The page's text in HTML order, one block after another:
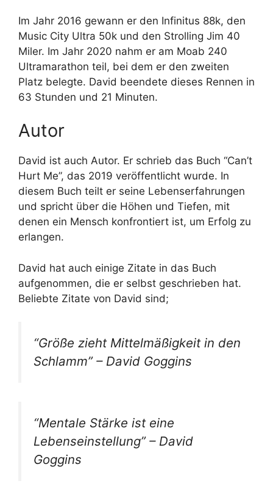
Im Jahr 2016 gewann er den Infinitus 88k, den
Music City Ultra 50k und den Strolling Jim 40
Miler. Im Jahr 2020 nahm er am Moab 240
Ultramarathon teil, bei dem er den zweiten
Platz belegte. David beendete dieses Rennen in
63 Stunden und 21 Minuten.
Autor
David ist auch Autor. Er schrieb das Buch “Can’t
Hurt Me”, das 2019 veröffentlicht wurde. In
diesem Buch teilt er seine Lebenserfahrungen
und spricht über die Höhen und Tiefen, mit
denen ein Mensch konfrontiert ist, um Erfolg zu
erlangen.
David hat auch einige Zitate in das Buch
aufgenommen, die er selbst geschrieben hat.
Beliebte Zitate von David sind;
“Größe zieht Mittelmäßigkeit in den
Schlamm” – David Goggins
“Mentale Stärke ist eine
Lebenseinstellung” – David
Goggins